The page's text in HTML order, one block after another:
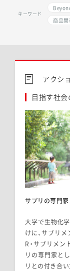
キーワード
商品開
アクシ
目指す社会
サプリの専門家
大学で生物化
けに、サプリ
R・サプリメン
リの専門家と
リとの付き合